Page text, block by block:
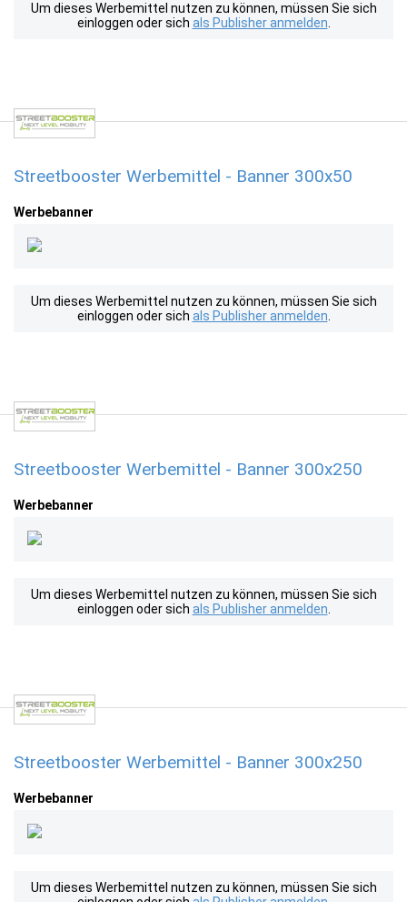
Um dieses Werbemittel nutzen zu können, müssen Sie sich
einloggen oder sich als Publisher anmelden
Streetbooster Werbemittel - Banner 300x50
Werbebanner
Um dieses Werbemittel nutzen zu können, müssen Sie sich
einloggen oder sich als Publisher anmelden
Streetbooster Werbemittel - Banner 300x250
Werbebanner
Um dieses Werbemittel nutzen zu können, müssen Sie sich
einloggen oder sich als Publisher anmelden
Streetbooster Werbemittel - Banner 300x250
Werbebanner
Um dieses Werbemittel nutzen zu können, müssen Sie sich